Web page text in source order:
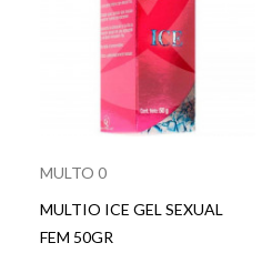
MULTO 0
MULTIO ICE GEL SEXUAL
FEM 50GR